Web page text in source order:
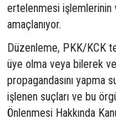
ertelenmesi işlemlerinin
amaçlanıyor.
Düzenleme, PKK/KCK
üye olma veya bilerek
propagandasını yapma
işlenen suçları ve bu
Önlenmesi Hakkında